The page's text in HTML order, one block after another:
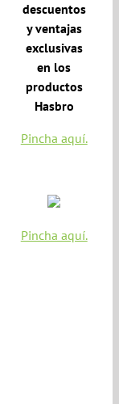
descuentos
y ventajas
exclusivas
en los
productos
Hasbro
Pincha aquí.
Pincha aquí.